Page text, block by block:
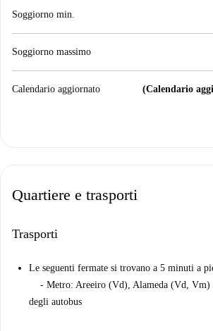
Soggiorno min.
Soggiorno massimo
Calendario aggiornato (Calendario
Quartiere e trasporti
Trasporti
Le seguenti fermate si trovano a 5 minuti a
- Metro: Areeiro (Vd), Alameda (Vd,
degli autobus